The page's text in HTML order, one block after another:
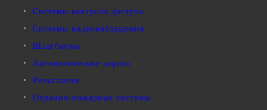
Системы контроля доступа
Системы видеонаблюдения
Шлагбаумы
Автоматические ворота
Рольставни
Охранно-пожарные системы